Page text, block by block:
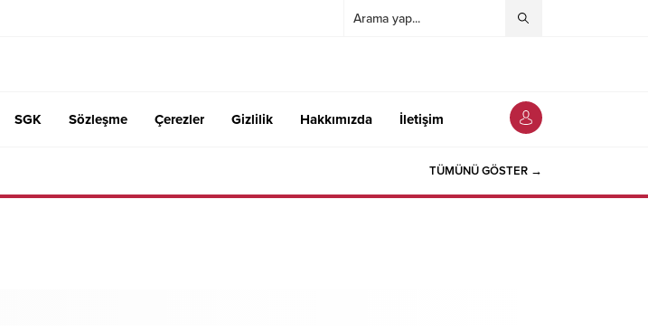
SGK Sözleşme Çerezler Gizlilik Hakkımızda İletişim
TÜMÜNÜ GÖSTER →